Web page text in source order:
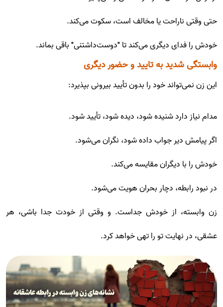
حتی وقتی ناراحت یا مخالف است، سکوت می‌کند.
خودش را فدای دیگری می‌کند تا "دوست‌داشتنی" باقی بماند.
وابستگی شدید به تایید و حضور دیگری
این زن نمی‌تواند خود را بدون تأیید بیرونی بپذیرد:
مدام نیاز دارد شنیده شود، دیده شود، تأیید شود.
اگر پیامش دیر جواب داده شود، نگران می‌شود.
خودش را با دیگران مقایسه می‌کند.
در نبود رابطه، دچار بحران هویت می‌شود.
زن وابسته، از خودش جداست. و وقتی از خودت جدا باشی، هر
عشقی، در نهایت تو را تهی خواهد کرد.